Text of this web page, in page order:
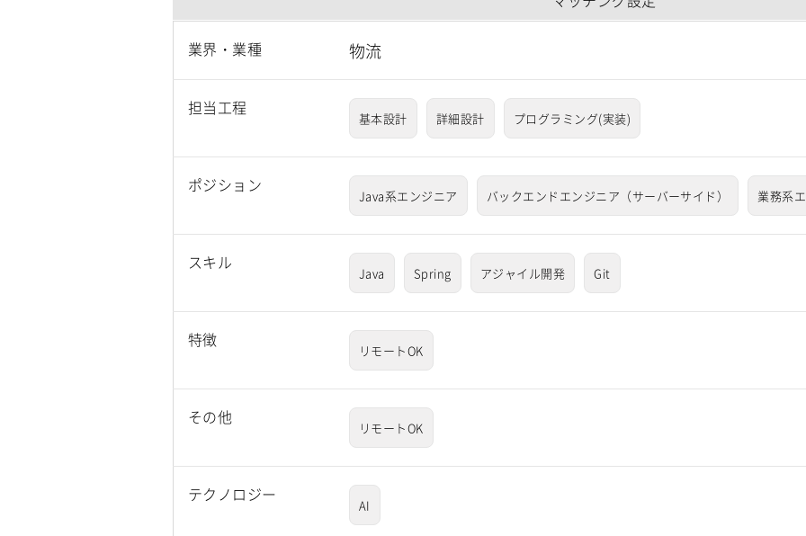
業界・業種 物流
担当工程
基本設計 詳細設計 プログラミング(実装)
ポジション
Java系エンジニア バックエンドエンジニア（サーバーサイド） 業務系
スキル
Java Spring アジャイル開発 Git
特徴
リモートOK
その他
リモートOK
テクノロジー
AI